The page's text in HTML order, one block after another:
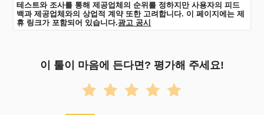
테스트와 조사를 통해 제공업체의 순위를 정하지만 사용자의 피드
백과 제공업체와의 상업적 계약 또한 고려합니다. 이 페이지에는 제
휴 링크가 포함되어 있습니다.광고 공시
이 툴이 마음에 든다면? 평가해 주세요!